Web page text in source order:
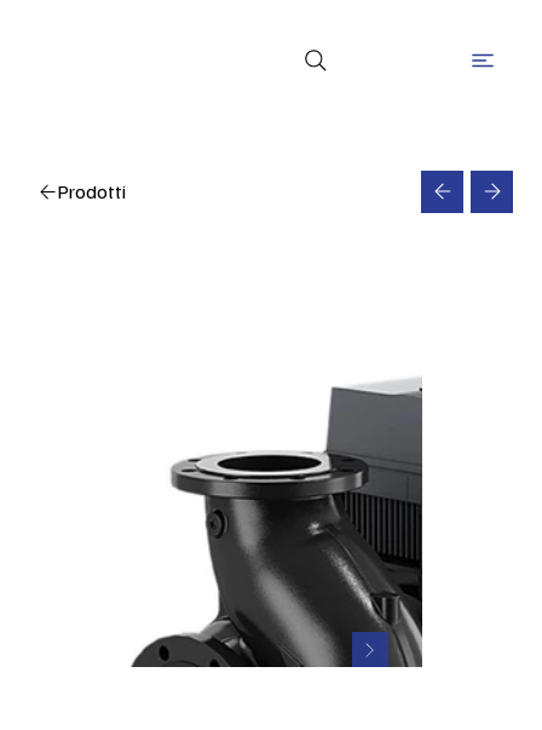
Prodotti